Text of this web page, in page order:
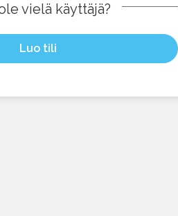
vielä käyttäjä?
Luo tili